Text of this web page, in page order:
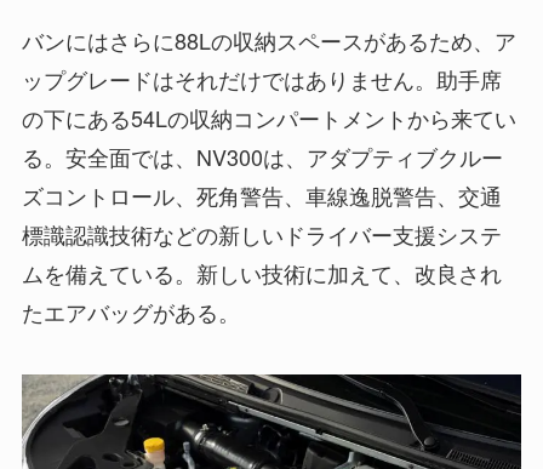
バンにはさらに88Lの収納スペースがあるため、ア
ップグレードはそれだけではありません。助手席
の下にある54Lの収納コンパートメントから来てい
る。安全面では、NV300は、アダプティブクルー
ズコントロール、死角警告、車線逸脱警告、交通
標識認識技術などの新しいドライバー支援システ
ムを備えている。新しい技術に加えて、改良され
たエアバッグがある。